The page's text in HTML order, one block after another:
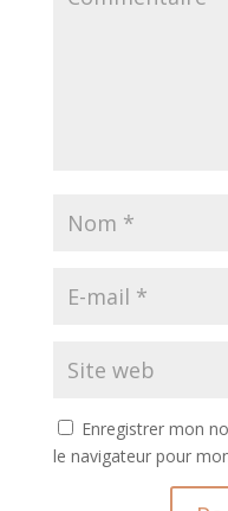
Enregistrer mon
le navigateur pour